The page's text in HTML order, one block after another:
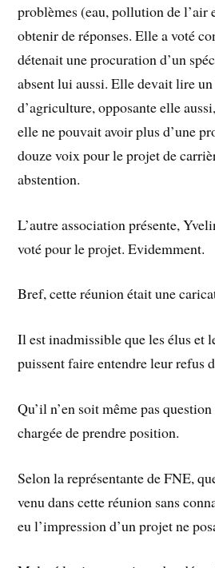
problèmes (eau, pollution de l’air
obtenir de réponses. Elle a voté
détenait une procuration d’un
absent lui aussi. Elle devait lire
d’agriculture, opposante elle
elle ne pouvait avoir plus d’une
douze voix pour le projet de
abstention.
L’autre association présente,
voté pour le projet. Evidemment.
Bref, cette réunion était une
Il est inadmissible que les élus et
puissent faire entendre leur refus
Qu’il n’en soit même pas
chargée de prendre position.
Selon la représentante de FNE,
venu dans cette réunion sans
eu l’impression d’un projet ne